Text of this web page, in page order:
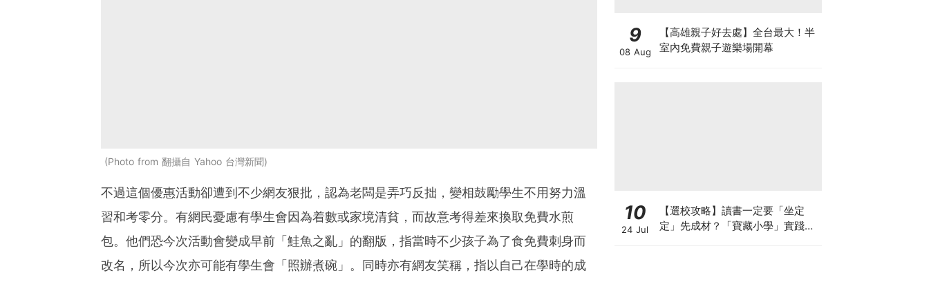
Photo from 翻攝自 Yahoo 台灣新聞
不過這個優惠活動卻遭到不少網友狠批，認為老闆是弄巧反拙，變相鼓勵學生不用努力溫
習和考零分。有網民憂慮有學生會因為着數或家境清貧，而故意考得差來換取免費水煎
包。他們恐今次活動會變成早前「鮭魚之亂」的翻版，指當時不少孩子為了食免費刺身而
改名，所以今次亦可能有學生會「照辦煮碗」。同時亦有網友笑稱，指以自己在學時的成
9
08 Aug
【高雄親子好去處】全台最大！半
室內免費親子遊樂場開幕
10
24 Jul
【選校攻略】讀書一定要「坐定
定」先成材？「寶藏小學」實踐動